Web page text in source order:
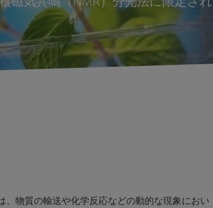
物質の輸送や化学反応などの動的な現象におい